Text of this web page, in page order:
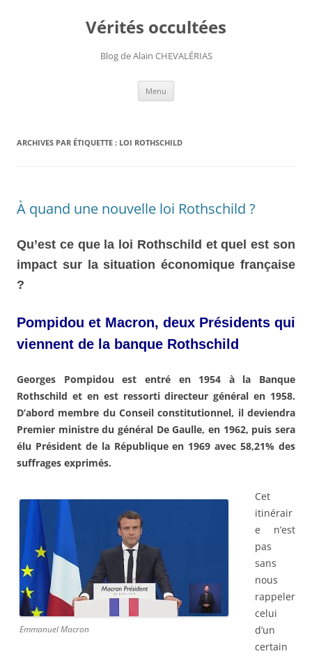
Vérités occultées
Blog de Alain CHEVALÉRIAS
Menu
ARCHIVES PAR ÉTIQUETTE : LOI ROTHSCHILD
À quand une nouvelle loi Rothschild ?
Qu’est ce que la loi Rothschild et quel est son
impact sur la situation économique française
?
Pompidou et Macron, deux Présidents qui
viennent de la banque Rothschild
Georges Pompidou est entré en 1954 à la Banque
Rothschild et en est ressorti directeur général en 1958.
D’abord membre du Conseil constitutionnel, il deviendra
Premier ministre du général De Gaulle, en 1962, puis sera
élu Président de la République en 1969 avec 58,21% des
suffrages exprimés.
Emmanuel Macron
Cet
itinérair
e n’est
pas
sans
nous
rappeler
celui
d’un
certain